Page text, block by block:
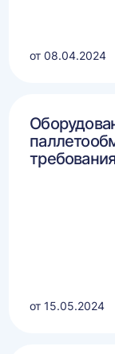
от 08.04.2024
от 15.05.2024